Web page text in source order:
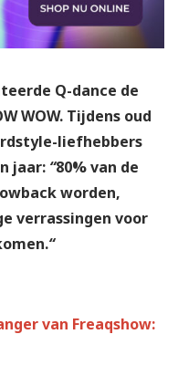
Q-dance de
WOW. Tijdens oud
liefhebbers
jaar: “80% van de
worden,
verrassingen voor
“
van Freaqshow: